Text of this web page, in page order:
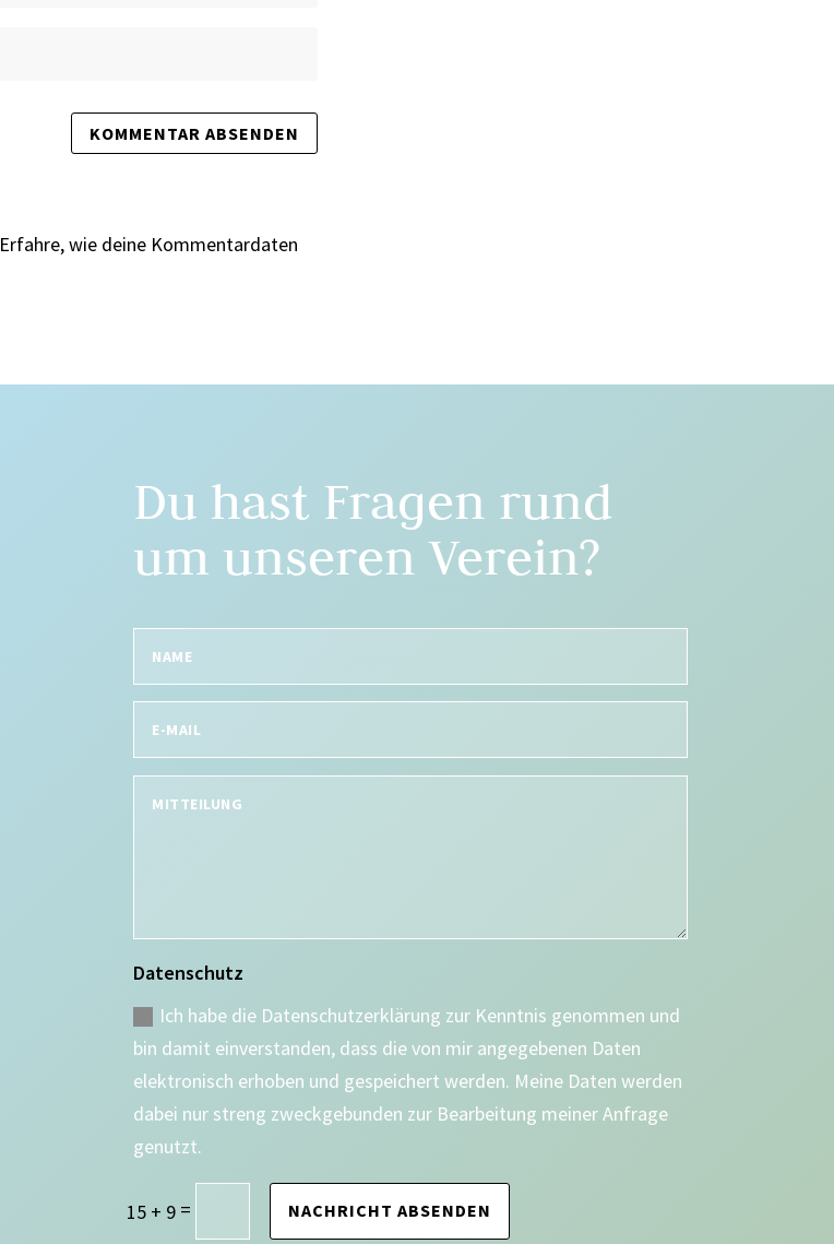
Erfahre, wie deine Kommentardaten
Du hast Fragen rund
um unseren Verein?
Datenschutz
Ich habe die Datenschutzerklärung zur Kenntnis genommen und
bin damit einverstanden, dass die von mir angegebenen Daten
elektronisch erhoben und gespeichert werden. Meine Daten werden
dabei nur streng zweckgebunden zur Bearbeitung meiner Anfrage
genutzt.
15 + 9 = NACHRICHT ABSENDEN